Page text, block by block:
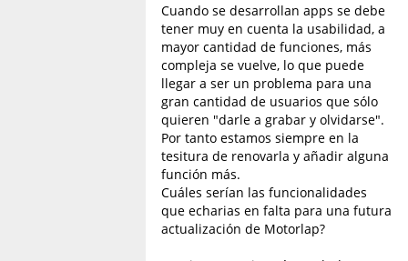
Cuando se desarrollan apps se debe
tener muy en cuenta la usabilidad, a
mayor cantidad de funciones, más
compleja se vuelve, lo que puede
llegar a ser un problema para una
gran cantidad de usuarios que sólo
quieren "darle a grabar y olvidarse".
Por tanto estamos siempre en la
tesitura de renovarla y añadir alguna
función más.
Cuáles serían las funcionalidades
que echarias en falta para una futura
actualización de Motorlap?